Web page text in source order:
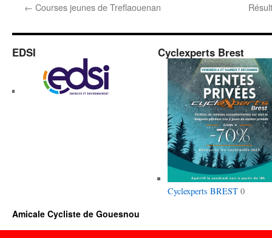
← Courses jeunes de Treflaouenan
EDSI Cyclexperts Brest
Cyclexperts BREST0
Amicale Cycliste de Gouesnou